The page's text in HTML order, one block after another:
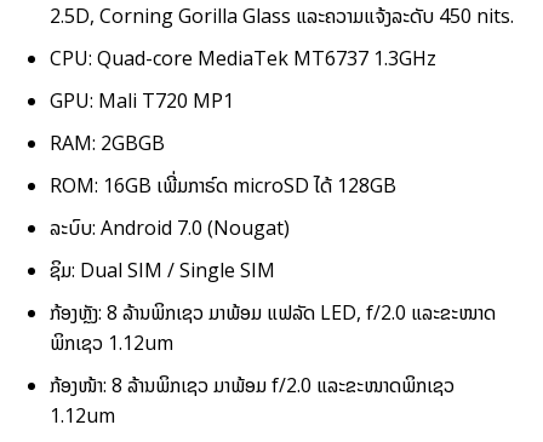
2.5D, Corning Gorilla Glass ແລະຄວາມແຈ້ງລະດັບ 450 nits.
CPU: Quad-core MediaTek MT6737 1.3GHz
GPU: Mali T720 MP1
RAM: 2GBGB
ROM: 16GB ເພີ່ມກາຣ໌ດ microSD ໄດ້ 128GB
ລະບົບ: Android 7.0 (Nougat)
ຊິມ: Dual SIM / Single SIM
ກ້ອງຫຼັງ: 8 ລ້ານພິກເຊວ ມາພ້ອມ ແຟລັດ LED, f/2.0 ແລະຂະໜາດ
ພິກເຊວ 1.12um
ກ້ອງໜ້າ: 8 ລ້ານພິກເຊວ ມາພ້ອມ f/2.0 ແລະຂະໜາດພິກເຊວ
1.12um